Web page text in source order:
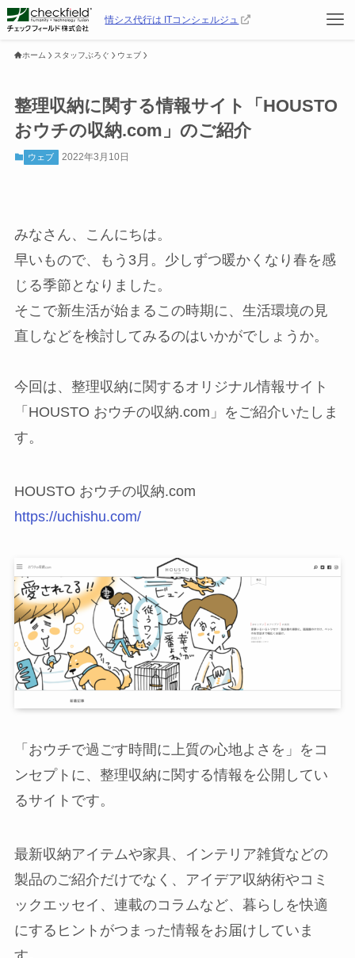
情シス代行は ITコンシェルジュ
ホーム スタッフぶろぐ ウェブ
整理収納に関する情報サイト「HOUSTO
おウチの収納.com」のご紹介
ウェブ 2022年3月10日
みなさん、こんにちは。
早いもので、もう3月。少しずつ暖かくなり春を感
じる季節となりました。
そこで新生活が始まるこの時期に、生活環境の見
直しなどを検討してみるのはいかがでしょうか。
今回は、整理収納に関するオリジナル情報サイト
「HOUSTO おウチの収納.com」をご紹介いたしま
す。
HOUSTO おウチの収納.com
https://uchishu.com/
「おウチで過ごす時間に上質の心地よさを」をコ
ンセプトに、整理収納に関する情報を公開してい
るサイトです。
最新収納アイテムや家具、インテリア雑貨などの
製品のご紹介だけでなく、アイデア収納術やコミ
ックエッセイ、連載のコラムなど、暮らしを快適
にするヒントがつまった情報をお届けしていま